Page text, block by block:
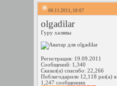
06.11.2011, 10:07
olgadilar
Гуру халявы
Регистрация: 19.09.2011
Сообщений: 1,340
Сказал(а) спасибо: 22,266
Поблагодарили 12,118 раз(а) в
1,247 сообщениях